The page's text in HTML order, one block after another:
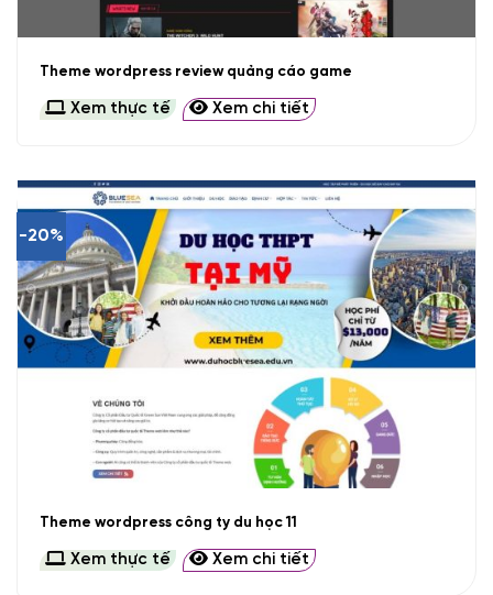
Theme wordpress review quảng cáo game
Xem thực tế Xem chi tiết
-20%
Theme wordpress công ty du học 11
Xem thực tế Xem chi tiết